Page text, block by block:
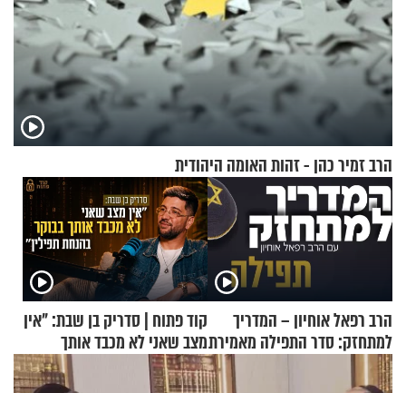
הרב זמיר כהן - זהות האומה היהודית
הרב רפאל אוחיון – המדריך
למתחזק: סדר התפילה מאמירת
הקורבנות ועד קריאת שמע
קוד פתוח | סדריק בן שבת: "אין
מצב שאני לא מכבד אותך
בבוקר בהנחת תפילין"